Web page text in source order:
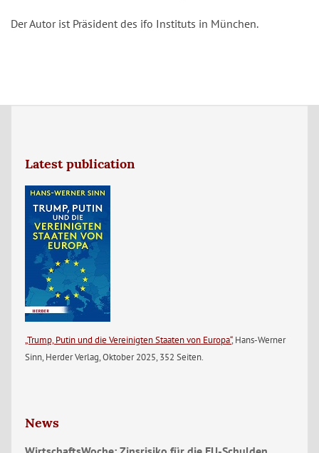
Der Autor ist Präsident des ifo Instituts in München.
Latest publication
„Trump, Putin und die Vereinigten Staaten von Europa“, Hans-Werner
Sinn, Herder Verlag, Oktober 2025, 352 Seiten.
News